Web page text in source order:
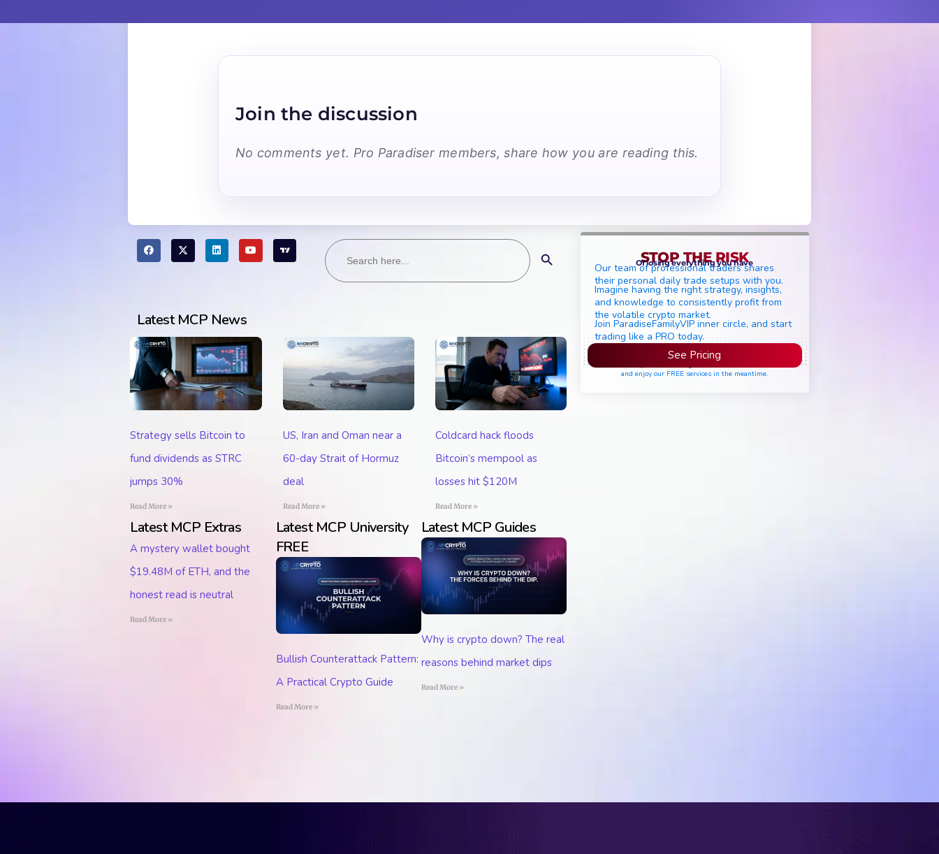
Join the discussion
No comments yet. Pro Paradiser members, share how you are reading this.
Search
for:
Latest MCP News
Strategy sells Bitcoin to
fund dividends as STRC
jumps 30%
Read More »
US, Iran and Oman near a
60-day Strait of Hormuz
deal
Read More »
Coldcard hack floods
Bitcoin’s mempool as
losses hit $120M
Read More »
Latest MCP Extras
A mystery wallet bought
$19.48M of ETH, and the
honest read is neutral
Read More »
Latest MCP University
FREE
Bullish Counterattack Pattern:
A Practical Crypto Guide
Read More »
Latest MCP Guides
Why is crypto down? The real
reasons behind market dips
Read More »
STOP THE RISK
Of losing everything you have
Our team of professional traders shares
their personal daily trade setups with you.
Imagine having the right strategy, insights,
and knowledge to consistently profit from
the volatile crypto market.
Join ParadiseFamilyVIP inner circle, and start
trading like a PRO today.
See Pricing
and enjoy our FREE services in the meantime.